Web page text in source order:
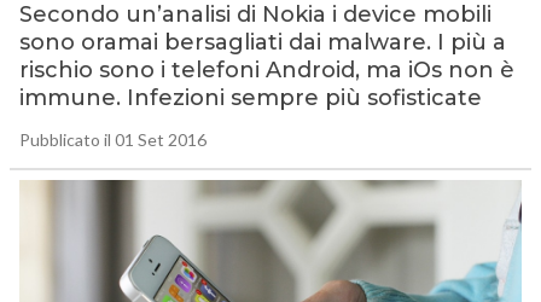
Secondo un’analisi di Nokia i device mobili
sono oramai bersagliati dai malware. I più a
rischio sono i telefoni Android, ma iOs non è
immune. Infezioni sempre più sofisticate
Pubblicato il 01 Set 2016